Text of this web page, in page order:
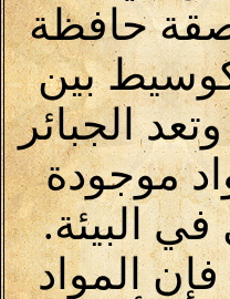
حافظة
بين
الجبائر
موجودة
في البيئة.
المواد